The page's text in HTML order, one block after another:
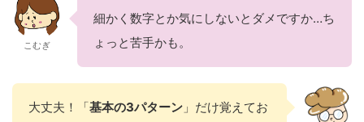
こむぎ
細かく数字とか気にしないとダメですか…ち
ょっと苦手かも。
大丈夫！「基本の3パターン 」だけ覚えてお